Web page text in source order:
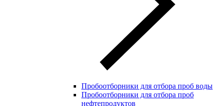
Пробоотборники для отбора проб воды
Пробоотборники для отбора проб
нефтепродуктов